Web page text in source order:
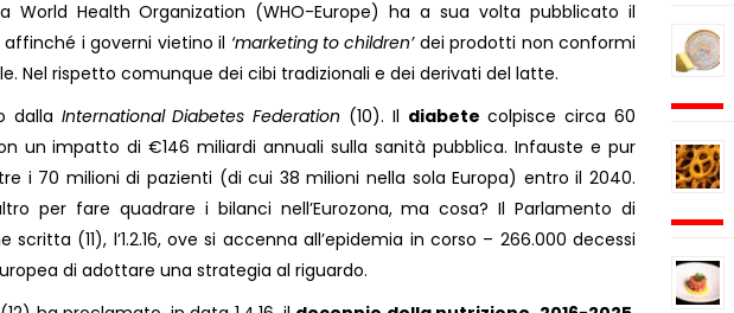
World Health Organization (WHO-Europe) ha a sua volta pubblicato il
i governi vietino il ‘marketing to children’dei prodotti non conformi
Nel rispetto comunque dei cibi tradizionali e dei derivati del latte.
dalla International Diabetes Federation (10). Il diabete colpisce circa 60
un impatto di €146 miliardi annuali sulla sanità pubblica. Infauste e pur
i 70 milioni di pazienti (di cui 38 milioni nella sola Europa) entro il 2040.
per fare quadrare i bilanci nell’Eurozona, ma cosa? Il Parlamento di
(11), l’1.2.16, ove si accenna all’epidemia in corso – 266.000 decessi
di adottare una strategia al riguardo.